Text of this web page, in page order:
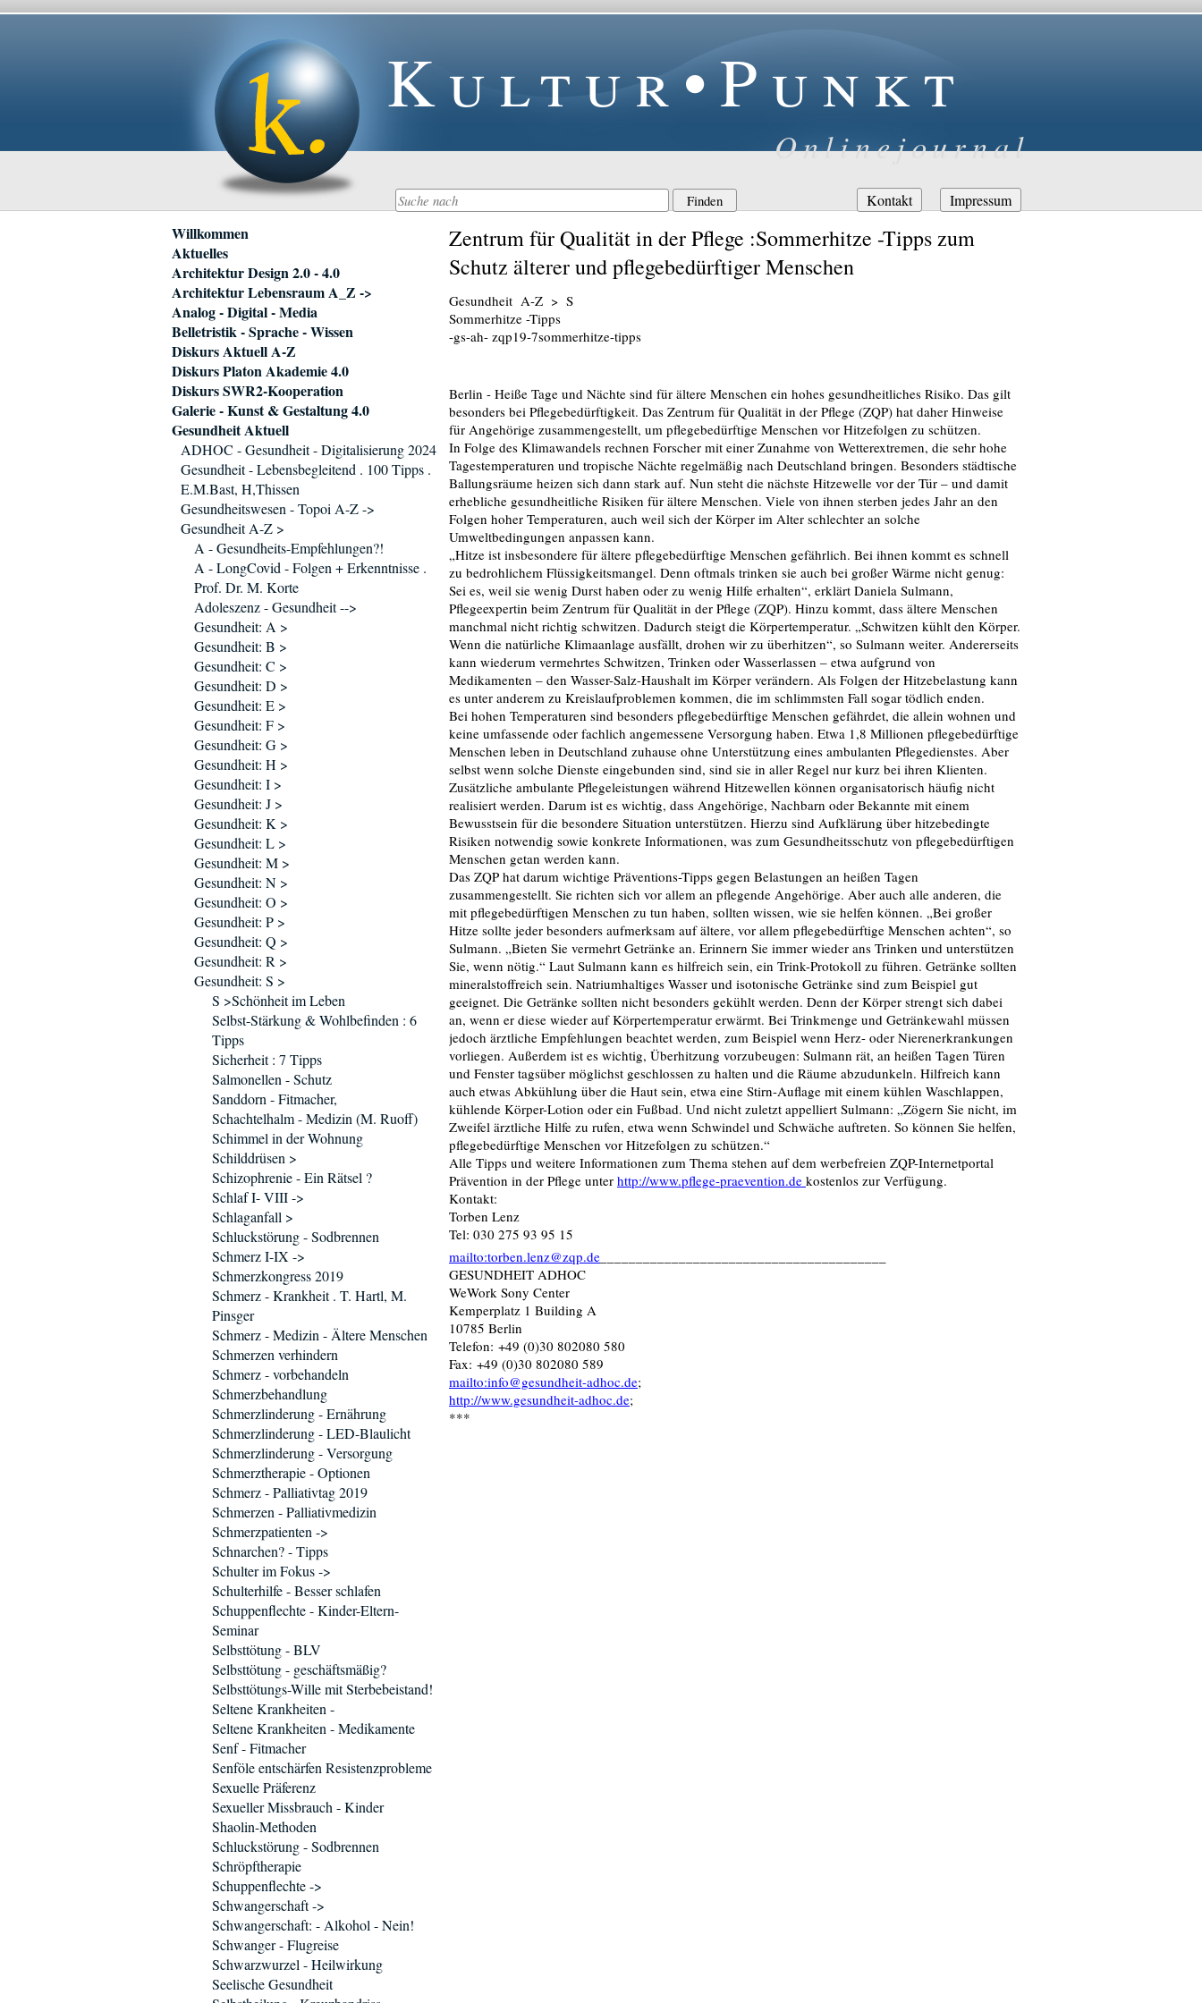
Kultur•Punkt
Onlinejournal
Navigation
überspringen
Kontakt Impressum
Zentrum für Qualität in der Pflege :Sommerhitze -Tipps zum
Schutz älterer und pflegebedürftiger Menschen
Gesundheit A-Z > S
Sommerhitze -Tipps
-gs-ah- zqp19-7sommerhitze-tipps
Berlin - Heiße Tage und Nächte sind für ältere Menschen ein hohes gesundheitliches Risiko. Das gilt
besonders bei Pflegebedürftigkeit. Das Zentrum für Qualität in der Pflege (ZQP) hat daher Hinweise
für Angehörige zusammengestellt, um pflegebedürftige Menschen vor Hitzefolgen zu schützen.
In Folge des Klimawandels rechnen Forscher mit einer Zunahme von Wetterextremen, die sehr hohe
Tagestemperaturen und tropische Nächte regelmäßig nach Deutschland bringen. Besonders städtische
Ballungsräume heizen sich dann stark auf. Nun steht die nächste Hitzewelle vor der Tür – und damit
erhebliche gesundheitliche Risiken für ältere Menschen. Viele von ihnen sterben jedes Jahr an den
Folgen hoher Temperaturen, auch weil sich der Körper im Alter schlechter an solche
Umweltbedingungen anpassen kann.
„Hitze ist insbesondere für ältere pflegebedürftige Menschen gefährlich. Bei ihnen kommt es schnell
zu bedrohlichem Flüssigkeitsmangel. Denn oftmals trinken sie auch bei großer Wärme nicht genug:
Sei es, weil sie wenig Durst haben oder zu wenig Hilfe erhalten“, erklärt Daniela Sulmann,
Pflegeexpertin beim Zentrum für Qualität in der Pflege (ZQP). Hinzu kommt, dass ältere Menschen
manchmal nicht richtig schwitzen. Dadurch steigt die Körpertemperatur. „Schwitzen kühlt den Körper.
Wenn die natürliche Klimaanlage ausfällt, drohen wir zu überhitzen“, so Sulmann weiter. Andererseits
kann wiederum vermehrtes Schwitzen, Trinken oder Wasserlassen – etwa aufgrund von
Medikamenten – den Wasser-Salz-Haushalt im Körper verändern. Als Folgen der Hitzebelastung kann
es unter anderem zu Kreislaufproblemen kommen, die im schlimmsten Fall sogar tödlich enden.
Bei hohen Temperaturen sind besonders pflegebedürftige Menschen gefährdet, die allein wohnen und
keine umfassende oder fachlich angemessene Versorgung haben. Etwa 1,8 Millionen pflegebedürftige
Menschen leben in Deutschland zuhause ohne Unterstützung eines ambulanten Pflegedienstes. Aber
selbst wenn solche Dienste eingebunden sind, sind sie in aller Regel nur kurz bei ihren Klienten.
Zusätzliche ambulante Pflegeleistungen während Hitzewellen können organisatorisch häufig nicht
realisiert werden. Darum ist es wichtig, dass Angehörige, Nachbarn oder Bekannte mit einem
Bewusstsein für die besondere Situation unterstützen. Hierzu sind Aufklärung über hitzebedingte
Risiken notwendig sowie konkrete Informationen, was zum Gesundheitsschutz von pflegebedürftigen
Menschen getan werden kann.
Das ZQP hat darum wichtige Präventions-Tipps gegen Belastungen an heißen Tagen
zusammengestellt. Sie richten sich vor allem an pflegende Angehörige. Aber auch alle anderen, die
mit pflegebedürftigen Menschen zu tun haben, sollten wissen, wie sie helfen können. „Bei großer
Hitze sollte jeder besonders aufmerksam auf ältere, vor allem pflegebedürftige Menschen achten“, so
Sulmann. „Bieten Sie vermehrt Getränke an. Erinnern Sie immer wieder ans Trinken und unterstützen
Sie, wenn nötig.“ Laut Sulmann kann es hilfreich sein, ein Trink-Protokoll zu führen. Getränke sollten
mineralstoffreich sein. Natriumhaltiges Wasser und isotonische Getränke sind zum Beispiel gut
geeignet. Die Getränke sollten nicht besonders gekühlt werden. Denn der Körper strengt sich dabei
an, wenn er diese wieder auf Körpertemperatur erwärmt. Bei Trinkmenge und Getränkewahl müssen
jedoch ärztliche Empfehlungen beachtet werden, zum Beispiel wenn Herz- oder Nierenerkrankungen
vorliegen. Außerdem ist es wichtig, Überhitzung vorzubeugen: Sulmann rät, an heißen Tagen Türen
und Fenster tagsüber möglichst geschlossen zu halten und die Räume abzudunkeln. Hilfreich kann
auch etwas Abkühlung über die Haut sein, etwa eine Stirn-Auflage mit einem kühlen Waschlappen,
kühlende Körper-Lotion oder ein Fußbad. Und nicht zuletzt appelliert Sulmann: „Zögern Sie nicht, im
Zweifel ärztliche Hilfe zu rufen, etwa wenn Schwindel und Schwäche auftreten. So können Sie helfen,
pflegebedürftige Menschen vor Hitzefolgen zu schützen.“
Alle Tipps und weitere Informationen zum Thema stehen auf dem werbefreien ZQP-Internetportal
Prävention in der Pflege unter http://www.pflege-praevention.de kostenlos zur Verfügung.
Kontakt:
Torben Lenz
Tel: 030 275 93 95 15
mailto:torben.lenz@zqp.de
GESUNDHEIT ADHOC
WeWork Sony Center
Kemperplatz 1 Building A
10785 Berlin
Telefon: +49 (0)30 802080 580
Fax: +49 (0)30 802080 589
mailto:info@gesundheit-adhoc.de;
http://www.gesundheit-adhoc.de;
***
Navigation
überspringen
Willkommen
Aktuelles
Architektur Design 2.0 - 4.0
Architektur Lebensraum A_Z ->
Analog - Digital - Media
Belletristik - Sprache - Wissen
Diskurs Aktuell A-Z
Diskurs Platon Akademie 4.0
Diskurs SWR2-Kooperation
Galerie - Kunst & Gestaltung 4.0
Gesundheit Aktuell
ADHOC - Gesundheit - Digitalisierung 2024
Gesundheit - Lebensbegleitend . 100 Tipps .
E.M.Bast, H,Thissen
Gesundheitswesen - Topoi A-Z ->
Gesundheit A-Z >
A - Gesundheits-Empfehlungen?!
A - LongCovid - Folgen + Erkenntnisse .
Prof. Dr. M. Korte
Adoleszenz - Gesundheit -->
Gesundheit: A >
Gesundheit: B >
Gesundheit: C >
Gesundheit: D >
Gesundheit: E >
Gesundheit: F >
Gesundheit: G >
Gesundheit: H >
Gesundheit: I >
Gesundheit: J >
Gesundheit: K >
Gesundheit: L >
Gesundheit: M >
Gesundheit: N >
Gesundheit: O >
Gesundheit: P >
Gesundheit: Q >
Gesundheit: R >
Gesundheit: S >
S >Schönheit im Leben
Selbst-Stärkung & Wohlbefinden : 6
Tipps
Sicherheit : 7 Tipps
Salmonellen - Schutz
Sanddorn - Fitmacher,
Schachtelhalm - Medizin (M. Ruoff)
Schimmel in der Wohnung
Schilddrüsen >
Schizophrenie - Ein Rätsel ?
Schlaf I- VIII ->
Schlaganfall >
Schluckstörung - Sodbrennen
Schmerz I-IX ->
Schmerzkongress 2019
Schmerz - Krankheit . T. Hartl, M.
Pinsger
Schmerz - Medizin - Ältere Menschen
Schmerzen verhindern
Schmerz - vorbehandeln
Schmerzbehandlung
Schmerzlinderung - Ernährung
Schmerzlinderung - LED-Blaulicht
Schmerzlinderung - Versorgung
Schmerztherapie - Optionen
Schmerz - Palliativtag 2019
Schmerzen - Palliativmedizin
Schmerzpatienten ->
Schnarchen? - Tipps
Schulter im Fokus ->
Schulterhilfe - Besser schlafen
Schuppenflechte - Kinder-Eltern-
Seminar
Selbsttötung - BLV
Selbsttötung - geschäftsmäßig?
Selbsttötungs-Wille mit Sterbebeistand!
Seltene Krankheiten -
Seltene Krankheiten - Medikamente
Senf - Fitmacher
Senföle entschärfen Resistenzprobleme
Sexuelle Präferenz
Sexueller Missbrauch - Kinder
Shaolin-Methoden
Schluckstörung - Sodbrennen
Schröpftherapie
Schuppenflechte ->
Schwangerschaft ->
Schwangerschaft: - Alkohol - Nein!
Schwanger - Flugreise
Schwarzwurzel - Heilwirkung
Seelische Gesundheit